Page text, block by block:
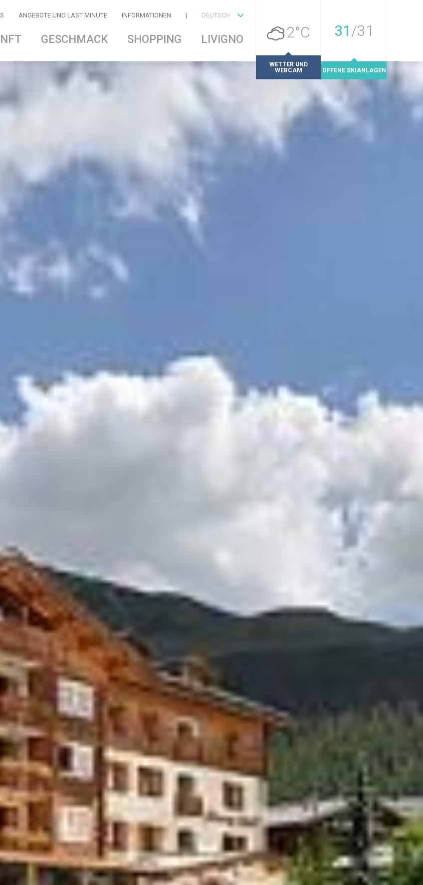
ANGEBOTE UND LAST MINUTE INFORMATIONEN | DEUTSCH
GESCHMACK SHOPPING LIVIGNO 2°C
WETTER UND
WEBCAM
31 /31
OFFENE SKIANLAGEN